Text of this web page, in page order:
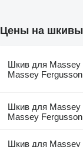
Цены на шкивы
Шкив для Massey
Massey
Шкив для Massey
Massey
Шкив для Massey